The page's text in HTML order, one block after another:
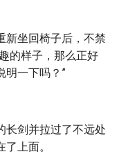
新坐回椅子后，不禁
的样子，那么正好
明一下吗？”
长剑并拉过了不远处
上面。